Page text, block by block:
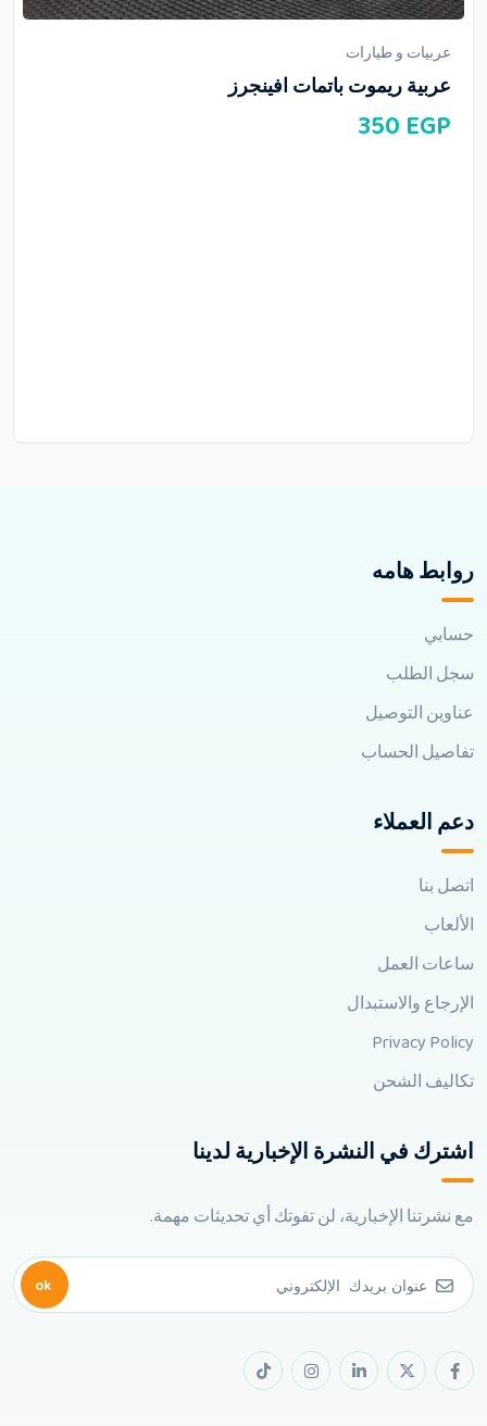
عربيات و طيارات
عربية ريموت باتمات افينجرز
350 EGP
روابط هامه
حسابي
سجل الطلب
عناوين التوصيل
تفاصيل الحساب
دعم العملاء
اتصل بنا
الألعاب
ساعات العمل
الإرجاع والاستبدال
Privacy Policy
تكاليف الشحن
اشترك في النشرة الإخبارية لدينا
مع نشرتنا الإخبارية، لن تفوتك أي تحديثات مهمة.
ok